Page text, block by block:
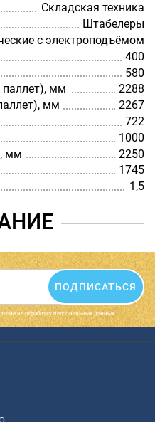
Складская техника
Штабелеры
с электроподъёмом
400
580
паллет), мм
2288
мм
2267
722
1000
мм
2250
1745
1,5
ПОДПИСАТЬСЯ
на обработку персональных данных.